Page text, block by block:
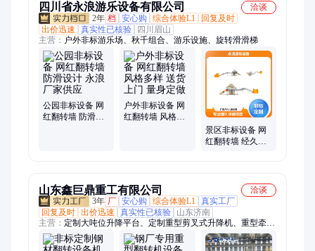
四川省永浪游乐设备有限公司
洽谈
2年 档 安心购 综合体验L1
回复及时
出价迅速
真实性已核验
四川眉山
主营： 户外非标游乐场、秋千组合、游乐设施、旋转滑滑梯
公园非标设备 网
红翻转墙 防滑设
户外非标设备 网
红翻转墙 风格多
景区非标设备 网
红翻转墙 经久耐
山东鑫巨鼎重工有限公司
洽谈
3年 厂 安心购 综合体验L1 真实工厂
回复及时 出价迅速 真实性已核验
山东济南
主营： 定制大吨位升降平台、定制重型剪叉式升降机、重型牵引
平板拖车、重型翻转台、翻转机、翻转台、AGV电动平车、轨
道电动平车、蜘蛛车、履带式果园采摘车、货物举升机、液压式